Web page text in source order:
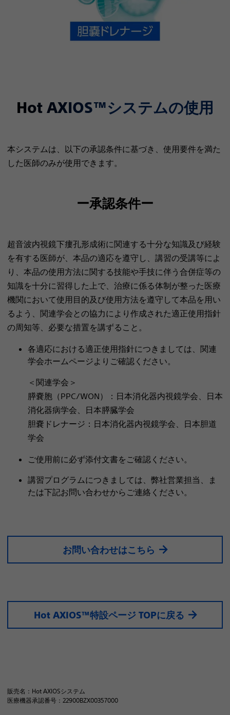
Hot AXIOS™システムの使用
本システムは、以下の承認条件に基づき、使用要件を満た
した医師のみが使用できます。
ー承認条件ー
超音波内視鏡下瘻孔形成術に関連する十分な知識及び経験
を有する医師が、本品の適応を遵守し、講習の受講等によ
り、本品の使用方法に関する技能や手技に伴う合併症等の
知識を十分に習得した上で、治療に係る体制が整った医療
機関において使用目的及び使用方法を遵守して本品を用い
るよう、関連学会との協力により作成された適正使用指針
の周知等、必要な措置を講ずること。
各適応における適正使用指針につきましては、関連
学会ホームページよりご確認ください。
＜関連学会＞
膵嚢胞（PPC/WON）：日本消化器内視鏡学会、日本
消化器病学会、日本膵臓学会
胆嚢ドレナージ：日本消化器内視鏡学会、日本胆道
学会
ご使用前に必ず添付文書をご確認ください。
講習プログラムにつきましては、弊社営業担当、ま
たは下記お問い合わせからご連絡ください。
お問い合わせはこちら
Hot AXIOS™︎特設ページ TOPに戻る
販売名：Hot AXIOSシステム
医療機器承認番号：22900BZX00357000